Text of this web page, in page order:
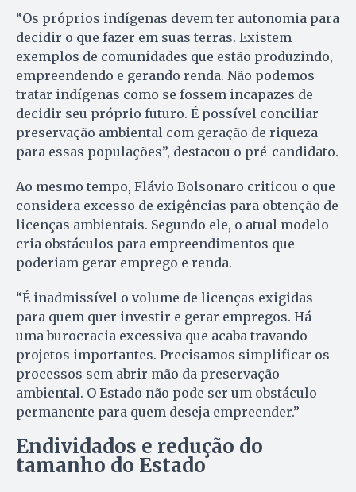
“Os próprios indígenas devem ter autonomia para
decidir o que fazer em suas terras. Existem
exemplos de comunidades que estão produzindo,
empreendendo e gerando renda. Não podemos
tratar indígenas como se fossem incapazes de
decidir seu próprio futuro. É possível conciliar
preservação ambiental com geração de riqueza
para essas populações”, destacou o pré-candidato.
Ao mesmo tempo, Flávio Bolsonaro criticou o que
considera excesso de exigências para obtenção de
licenças ambientais. Segundo ele, o atual modelo
cria obstáculos para empreendimentos que
poderiam gerar emprego e renda.
“É inadmissível o volume de licenças exigidas
para quem quer investir e gerar empregos. Há
uma burocracia excessiva que acaba travando
projetos importantes. Precisamos simplificar os
processos sem abrir mão da preservação
ambiental. O Estado não pode ser um obstáculo
permanente para quem deseja empreender.”
Endividados e redução do
tamanho do Estado